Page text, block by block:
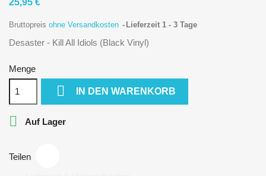
Bruttopreis ohne Versandkosten Lieferzeit 1 - 3 Tage
Desaster - Kill All Idiols (Black Vinyl)
Menge
 IN DEN WARENKORB
 Auf Lager
Teilen